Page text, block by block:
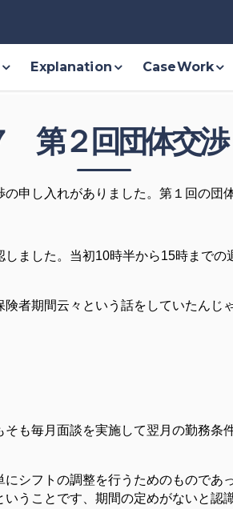
Explanation CaseWork
第２回団体交渉
申し入れがありました。第１回の団
ました。当初10時半から15時まで
者期間云々という話をしていたんじ
も毎月面談を実施して翌月の勤務
シフトの調整を行うためのもので
うことです、期間の定めがないと